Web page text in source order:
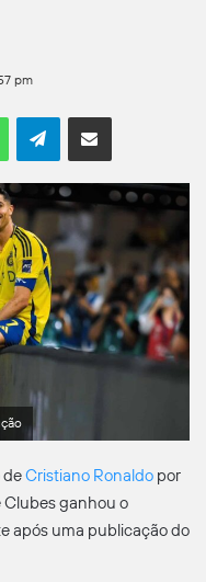
pm
WhatsAppTelegramCompartilhar por e-mail
deCristiano Ronaldo por
Clubes ganhou o
após uma publicação do